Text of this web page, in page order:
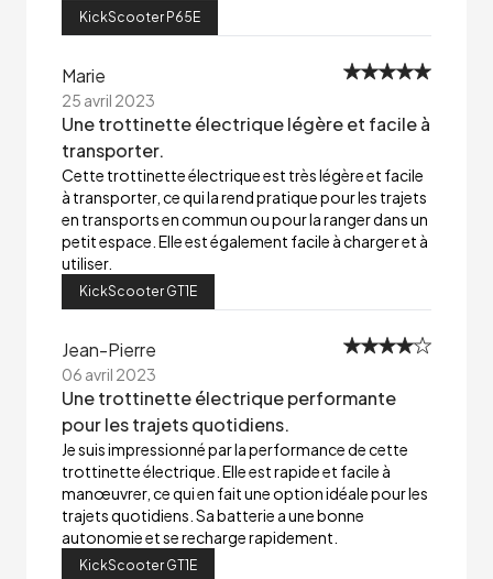
KickScooter P65E
Marie
25 avril 2023
Une trottinette électrique légère et facile à
transporter.
Cette trottinette électrique est très légère et facile
à transporter, ce qui la rend pratique pour les trajets
en transports en commun ou pour la ranger dans un
petit espace. Elle est également facile à charger et à
utiliser.
KickScooter GT1E
Jean-Pierre
06 avril 2023
Une trottinette électrique performante
pour les trajets quotidiens.
Je suis impressionné par la performance de cette
trottinette électrique. Elle est rapide et facile à
manœuvrer, ce qui en fait une option idéale pour les
trajets quotidiens. Sa batterie a une bonne
autonomie et se recharge rapidement.
KickScooter GT1E